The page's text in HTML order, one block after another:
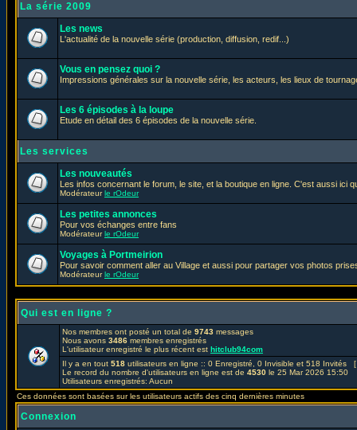
La série 2009
Les news
L'actualité de la nouvelle série (production, diffusion, redif...)
Vous en pensez quoi ?
Impressions générales sur la nouvelle série, les acteurs, les lieux de
Les 6 épisodes à la loupe
Etude en détail des 6 épisodes de la nouvelle série.
Les services
Les nouveautés
Les infos concernant le forum, le site, et la boutique en ligne. C'est aussi ici
Modérateurle rOdeur
Les petites annonces
Pour vos échanges entre fans
Modérateurle rOdeur
Voyages à Portmeirion
Pour savoir comment aller au Village et aussi pour partager vos photos
Modérateurle rOdeur
Qui est en ligne ?
Nos membres ont posté un total de 9743 messages
Nous avons 3486 membres enregistrés
L'utilisateur enregistré le plus récent est hitclub94com
Il y a en tout 518 utilisateurs en ligne :: 0 Enregistré, 0 Invisible et 518 Invités [
Le record du nombre d'utilisateurs en ligne est de 4530 le 25 Mar 2026 15:50
Utilisateurs enregistrés: Aucun
Ces données sont basées sur les utilisateurs actifs des cinq dernières minutes
Connexion